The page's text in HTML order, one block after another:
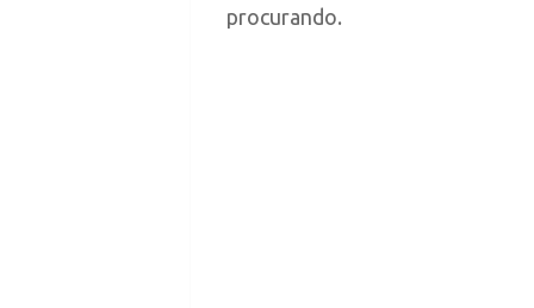
procurando.